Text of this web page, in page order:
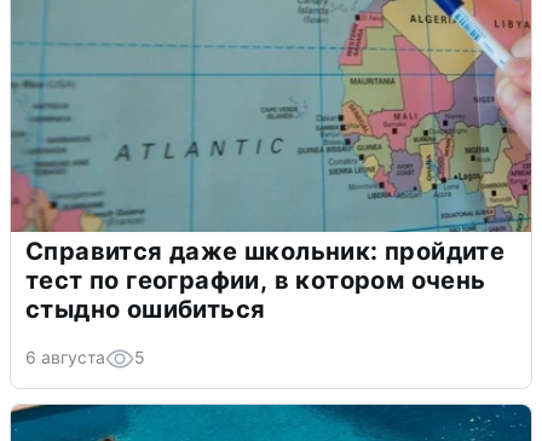
Справится даже школьник: пройдите
тест по географии, в котором очень
стыдно ошибиться
6 августа 5